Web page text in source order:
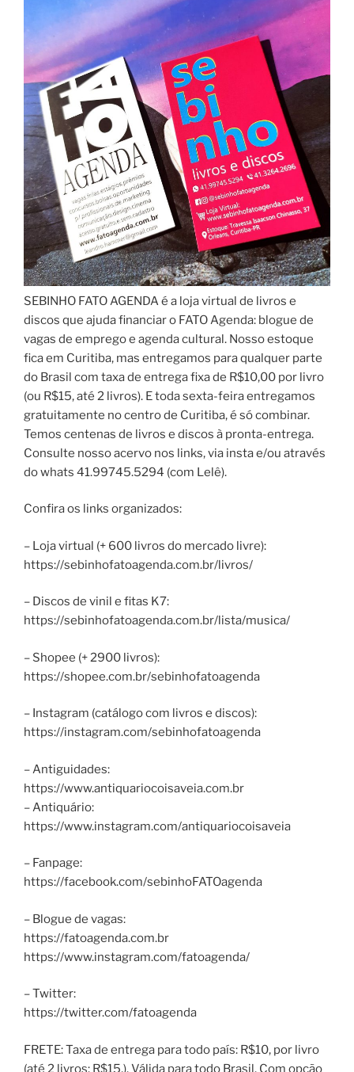
SEBINHO FATO AGENDA é a loja virtual de livros e
discos que ajuda financiar o FATO Agenda: blogue de
vagas de emprego e agenda cultural. Nosso estoque
fica em Curitiba, mas entregamos para qualquer parte
do Brasil com taxa de entrega fixa de R$10,00 por livro
(ou R$15, até 2 livros). E toda sexta-feira entregamos
gratuitamente no centro de Curitiba, é só combinar.
Temos centenas de livros e discos à pronta-entrega.
Consulte nosso acervo nos links, via insta e/ou através
do whats 41.99745.5294 (com Lelê).
Confira os links organizados:
– Loja virtual (+ 600 livros do mercado livre):
https://sebinhofatoagenda.com.br/livros/
– Discos de vinil e fitas K7:
https://sebinhofatoagenda.com.br/lista/musica/
– Shopee (+ 2900 livros):
https://shopee.com.br/sebinhofatoagenda
– Instagram (catálogo com livros e discos):
https://instagram.com/sebinhofatoagenda
– Antiguidades:
https://www.antiquariocoisaveia.com.br
– Antiquário:
https://www.instagram.com/antiquariocoisaveia
– Fanpage:
https://facebook.com/sebinhoFATOagenda
– Blogue de vagas:
https://fatoagenda.com.br
https://www.instagram.com/fatoagenda/
– Twitter:
https://twitter.com/fatoagenda
FRETE: Taxa de entrega para todo país: R$10, por livro
(até 2 livros: R$15,). Válida para todo Brasil. Com opção